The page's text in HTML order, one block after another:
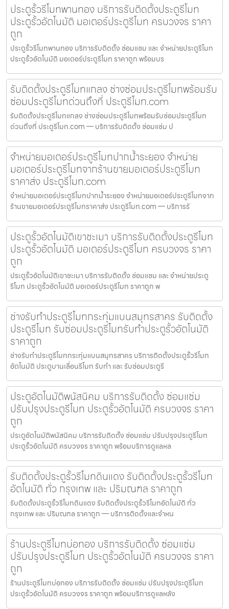
ประตูรั้วรีโมทพานทอง บริการรับติดตั้งประตูรีโมท
ประตูรั้วอัตโนมัติ มอเตอร์ประตูรีโมท ครบวงจร ราคา
ถูก
ประตูรั้วรีโมทพานทอง บริการรับติดตั้ง ซ่อมแซม และ จำหน่ายประตูรีโมท
ประตูรั้วอัตโนมัติ มอเตอร์ประตูรีโมท ราคาถูก พร้อมบร
รับติดตั้งประตูรีโมทแกลง ช่างซ่อมประตูรีโมทพร้อมรับ
ซ่อมประตูรีโมทด่วนถึงที่ ประตูรีโมท.com
รับติดตั้งประตูรีโมทแกลง ช่างซ่อมประตูรีโมทพร้อมรับซ่อมประตูรีโมท
ด่วนถึงที่ ประตูรีโมท.com — บริการรับติดตั้ง ซ่อมแซ่ม ป
จำหน่ายมอเตอร์ประตูรีโมทปากน้ำระยอง จำหน่าย
มอเตอร์ประตูรีโมทจากร้านขายมอเตอร์ประตูรีโมท
ราคาส่ง ประตูรีโมท.com
จำหน่ายมอเตอร์ประตูรีโมทปากน้ำระยอง จำหน่ายมอเตอร์ประตูรีโมทจาก
ร้านขายมอเตอร์ประตูรีโมทราคาส่ง ประตูรีโมท.com — บริการรั
ประตูรั้วอัตโนมัติเขาชะเมา บริการรับติดตั้งประตูรีโมท
ประตูรั้วอัตโนมัติ มอเตอร์ประตูรีโมท ครบวงจร ราคา
ถูก
ประตูรั้วอัตโนมัติเขาชะเมา บริการรับติดตั้ง ซ่อมแซม และ จำหน่ายประตู
รีโมท ประตูรั้วอัตโนมัติ มอเตอร์ประตูรีโมท ราคาถูก พ
ช่างรับทำประตูรีโมทกระทุ่มแบนสมุทรสาคร รับติดตั้ง
ประตูรีโมท รับซ่อมประตูรีโมทรับทำประตูรั้วอัตโนมัติ
ราคาถูก
ช่างรับทำประตูรีโมทกระทุ่มแบนสมุทรสาคร บริการติดตั้งประตูรั้วรีโมท
อัตโนมัติ ประตูบานเลื่อนรีโมท รับทำ และ รับซ่อมประตูรี
ประตูอัตโนมัติพนัสนิคม บริการรับติดตั้ง ซ่อมแซ่ม
ปรับปรุงประตูรีโมท ประตูรั้วอัตโนมัติ ครบวงจร ราคา
ถูก
ประตูอัตโนมัติพนัสนิคม บริการรับติดตั้ง ซ่อมแซ่ม ปรับปรุงประตูรีโมท
ประตูรั้วอัตโนมัติ ครบวงจร ราคาถูก พร้อมบริการดูแลหล
รับติดตั้งประตูรั้วรีโมทดินแดง รับติดตั้งประตูรั้วรีโมท
อัตโนมัติ ทั่ว กรุงเทพ และ ปริมณฑล ราคาถูก
รับติดตั้งประตูรั้วรีโมทดินแดง รับติดตั้งประตูรั้วรีโมทอัตโนมัติ ทั่ว
กรุงเทพ และ ปริมณฑล ราคาถูก — บริการติดตั้งและจำหน
ร้านประตูรีโมทบ่อทอง บริการรับติดตั้ง ซ่อมแซ่ม
ปรับปรุงประตูรีโมท ประตูรั้วอัตโนมัติ ครบวงจร ราคา
ถูก
ร้านประตูรีโมทบ่อทอง บริการรับติดตั้ง ซ่อมแซ่ม ปรับปรุงประตูรีโมท
ประตูรั้วอัตโนมัติ ครบวงจร ราคาถูก พร้อมบริการดูแลหลัง